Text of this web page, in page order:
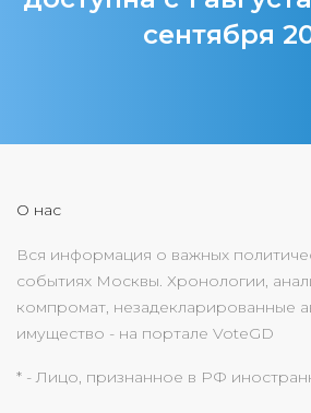
сентября
О нас
Вся информация о важных
событиях Москвы. Хронологии,
компромат, незадекларированные
имущество - на портале VoteGD
* - Лицо, признанное в РФ